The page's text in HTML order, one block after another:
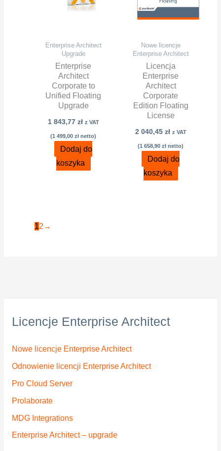
Enterprise Architect
Upgrade
Enterprise
Architect
Corporate to
Unified Floating
Upgrade
1 843,77 zł z VAT
(1 499,00zł netto)
Dodaj do
koszyka
Nowe licencje
Enterprise Architect
Licencja
Enterprise
Architect
Corporate
Edition Floating
License
2 040,45 zł z VAT
(1 658,90zł netto)
Dodaj do
koszyka
12 →
Licencje Enterprise Architect
Nowe licencje Enterprise Architect
Odnowienie licencji Enterprise Architect
Pro Cloud Server
Prolaborate
MDG Integrations
Enterprise Architect – upgrade